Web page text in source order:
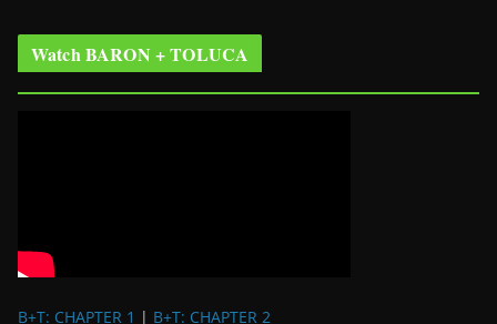
Watch BARON + TOLUCA
B+T: CHAPTER 1 | B+T: CHAPTER 2